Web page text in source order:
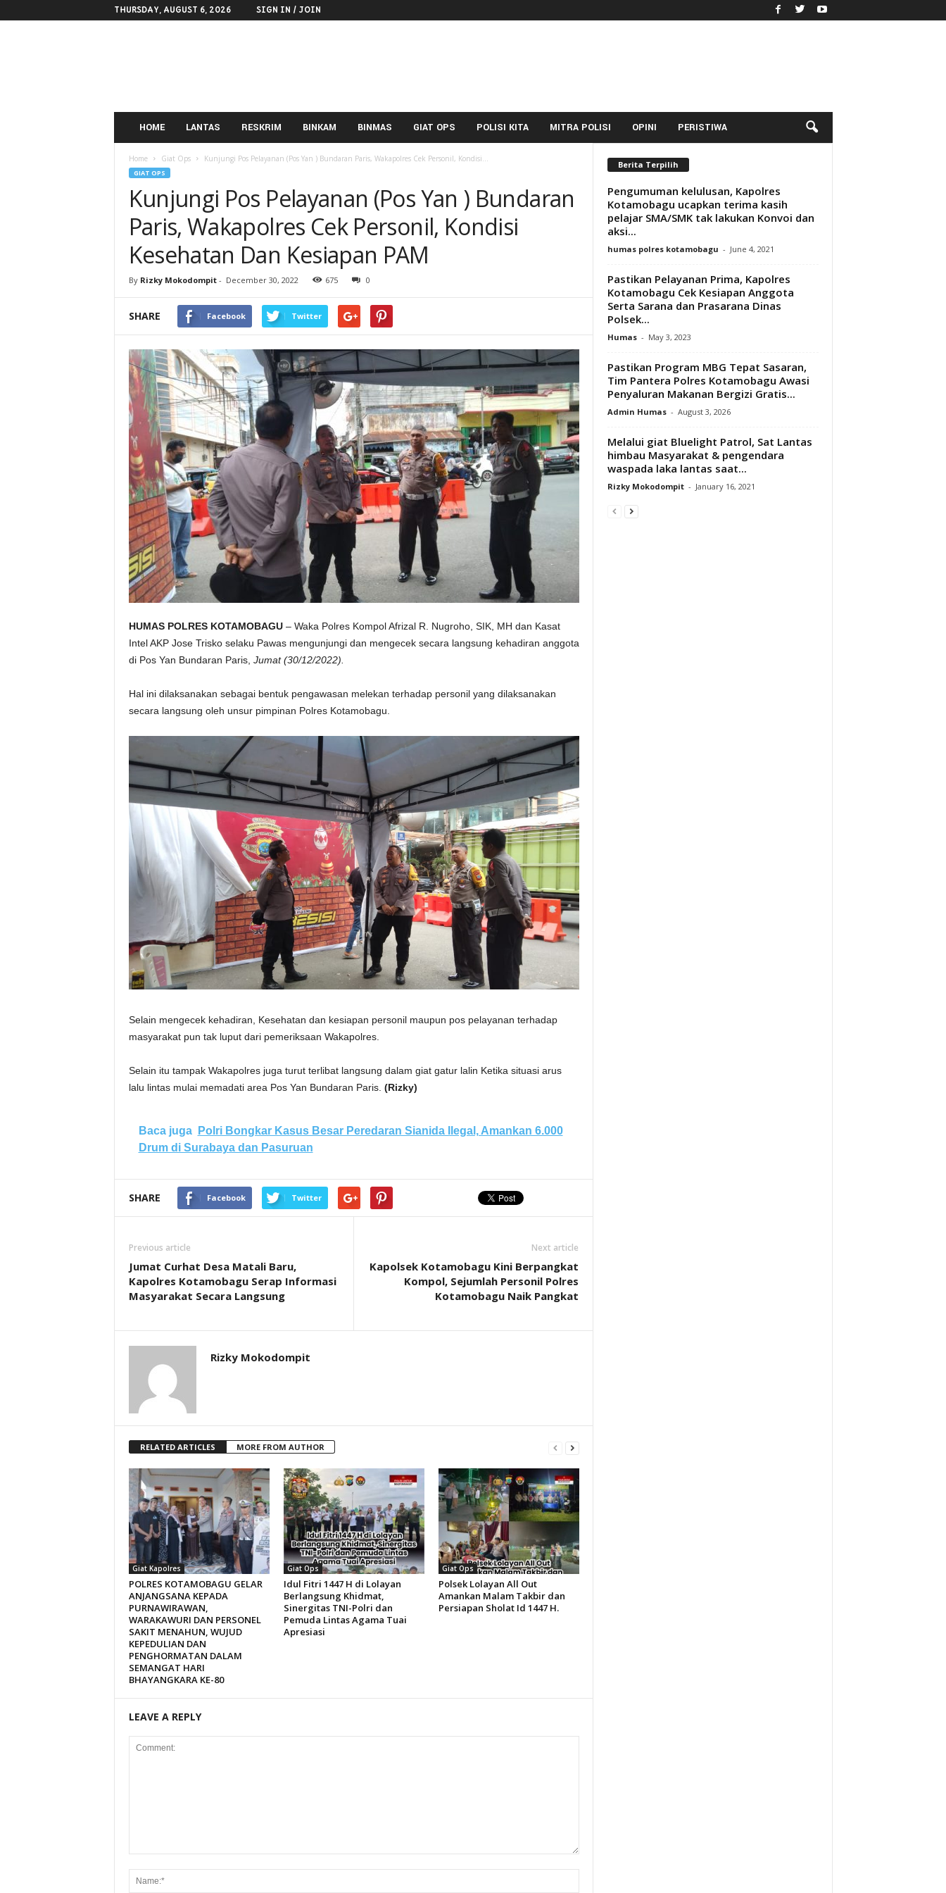
THURSDAY, AUGUST 6, 2026 SIGN IN / JOIN
HOME LANTAS RESKRIM BINKAM BINMAS GIAT OPS POLISI KITA MITRA POLISI OPINI PERISTIWA
Home Giat Ops Kunjungi Pos Pelayanan (Pos Yan ) Bundaran Paris, Wakapolres Cek Personil, Kondisi...
GIAT OPS
Kunjungi Pos Pelayanan (Pos Yan ) Bundaran
Paris, Wakapolres Cek Personil, Kondisi
Kesehatan Dan Kesiapan PAM
By Rizky Mokodompit- December 30, 2022 675 0
SHARE Facebook Twitter
HUMAS POLRES KOTAMOBAGU– Waka Polres Kompol Afrizal R. Nugroho, SIK, MH dan Kasat
Intel AKP Jose Trisko selaku Pawas mengunjungi dan mengecek secara langsung kehadiran anggota
di Pos Yan Bundaran Paris, Jumat (30/12/2022).
Hal ini dilaksanakan sebagai bentuk pengawasan melekan terhadap personil yang dilaksanakan
secara langsung oleh unsur pimpinan Polres Kotamobagu.
Selain mengecek kehadiran, Kesehatan dan kesiapan personil maupun pos pelayanan terhadap
masyarakat pun tak luput dari pemeriksaan Wakapolres.
Selain itu tampak Wakapolres juga turut terlibat langsung dalam giat gatur lalin Ketika situasi arus
lalu lintas mulai memadati area Pos Yan Bundaran Paris. (Rizky)
Baca juga
Polri Bongkar Kasus Besar Peredaran Sianida Ilegal, Amankan 6.000
Drum di Surabaya dan Pasuruan
SHARE Facebook Twitter
Previous article
Jumat Curhat Desa Matali Baru,
Kapolres Kotamobagu Serap Informasi
Masyarakat Secara Langsung
Next article
Kapolsek Kotamobagu Kini Berpangkat
Kompol, Sejumlah Personil Polres
Kotamobagu Naik Pangkat
Rizky Mokodompit
RELATED ARTICLES MORE FROM AUTHOR
Giat Kapolres
POLRES KOTAMOBAGU GELAR
ANJANGSANA KEPADA
PURNAWIRAWAN,
WARAKAWURI DAN PERSONEL
SAKIT MENAHUN, WUJUD
KEPEDULIAN DAN
PENGHORMATAN DALAM
SEMANGAT HARI
BHAYANGKARA KE-80
Giat Ops
Idul Fitri 1447 H di Lolayan
Berlangsung Khidmat,
Sinergitas TNI-Polri dan
Pemuda Lintas Agama Tuai
Apresiasi
Giat Ops
Polsek Lolayan All Out
Amankan Malam Takbir dan
Persiapan Sholat Id 1447 H.
LEAVE A REPLY
Berita Terpilih
Pengumuman kelulusan, Kapolres
Kotamobagu ucapkan terima kasih
pelajar SMA/SMK tak lakukan Konvoi dan
aksi...
humas polres kotamobagu - June 4, 2021
Pastikan Pelayanan Prima, Kapolres
Kotamobagu Cek Kesiapan Anggota
Serta Sarana dan Prasarana Dinas
Polsek...
Humas - May 3, 2023
Pastikan Program MBG Tepat Sasaran,
Tim Pantera Polres Kotamobagu Awasi
Penyaluran Makanan Bergizi Gratis...
Admin Humas - August 3, 2026
Melalui giat Bluelight Patrol, Sat Lantas
himbau Masyarakat & pengendara
waspada laka lantas saat...
Rizky Mokodompit - January 16, 2021